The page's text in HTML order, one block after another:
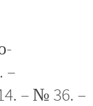
–
– № 36. –